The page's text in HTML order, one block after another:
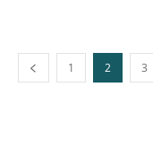
1 2 3